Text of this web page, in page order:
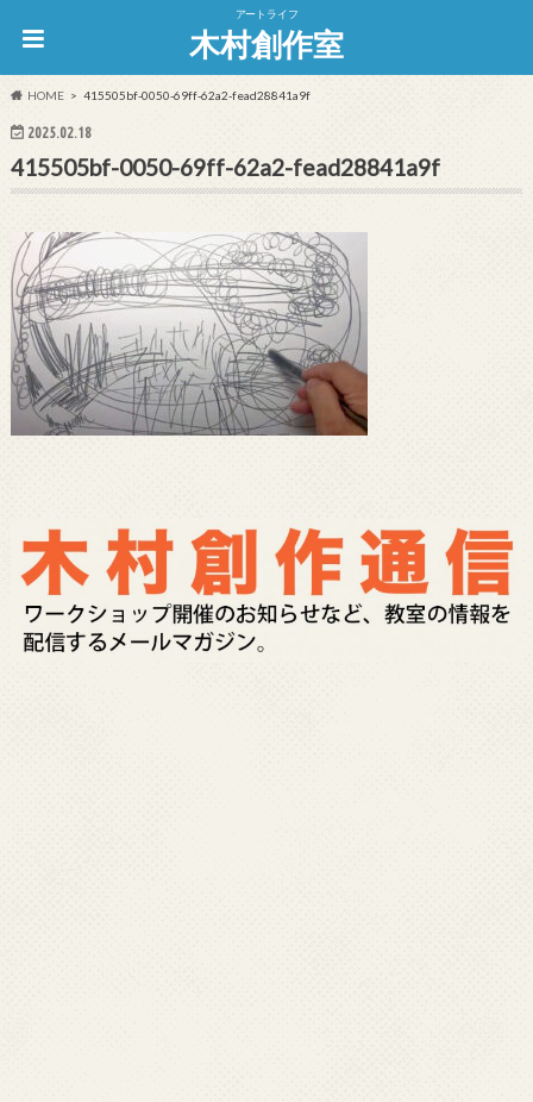
アートライフ
木村創作室
HOME 415505bf-0050-69ff-62a2-fead28841a9f
2025.02.18
415505bf-0050-69ff-62a2-fead28841a9f